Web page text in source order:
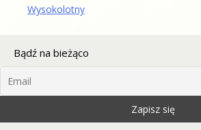
wpisu
Wysokolotny
Bądź na bieżąco